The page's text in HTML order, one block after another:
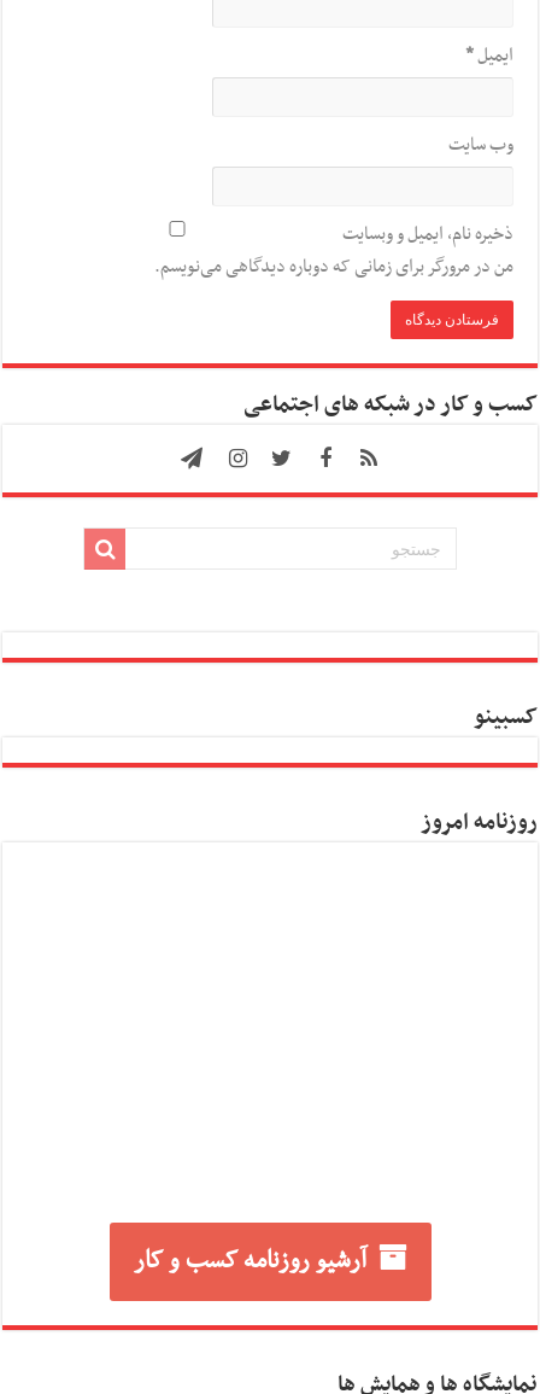
ایمیل*
وب‌ سایت
ذخیره نام، ایمیل و وبسایت
من در مرورگر برای زمانی که دوباره دیدگاهی می‌نویسم.
کسب و کار در شبکه های اجتماعی
کسبینو
روزنامه امروز
آرشیو روزنامه کسب و کار
نمایشگاه ها و همایش ها